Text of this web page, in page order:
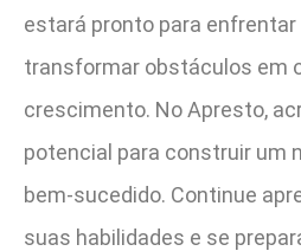
estará pronto para enfrentar
transformar obstáculos em
crescimento. No Apresto,
potencial para construir um
bem-sucedido. Continue
suas habilidades e se